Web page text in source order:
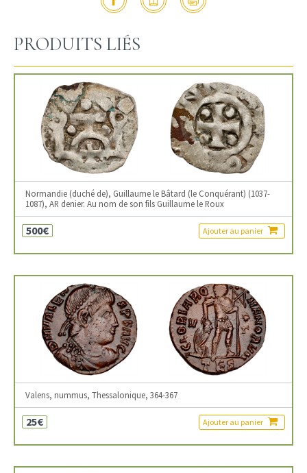
PRODUITS LIÉS
Normandie (duché de), Guillaume le Bâtard (le Conquérant) (1037-
1087), AR denier. Au nom de son fils Guillaume le Roux
500€ Ajouter au panier
Valens, nummus, Thessalonique, 364-367
25€ Ajouter au panier